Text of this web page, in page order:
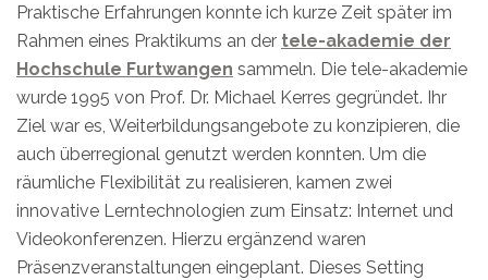
Praktische Erfahrungen konnte ich kurze Zeit später im
Rahmen eines Praktikums an der tele-akademie der
Hochschule Furtwangen sammeln. Die tele-akademie
wurde 1995 von Prof. Dr. Michael Kerres gegründet. Ihr
Ziel war es, Weiterbildungsangebote zu konzipieren, die
auch überregional genutzt werden konnten. Um die
räumliche Flexibilität zu realisieren, kamen zwei
innovative Lerntechnologien zum Einsatz: Internet und
Videokonferenzen. Hierzu ergänzend waren
Präsenzveranstaltungen eingeplant. Dieses Setting